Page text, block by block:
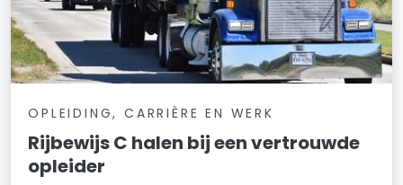
OPLEIDING, CARRIÈRE EN WERK
Rijbewijs C halen bij een vertrouwde
opleider